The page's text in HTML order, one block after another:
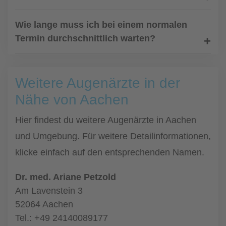
Wie lange muss ich bei einem normalen
Termin durchschnittlich warten?
Weitere Augenärzte in der
Nähe von Aachen
Hier findest du weitere Augenärzte in Aachen
und Umgebung. Für weitere Detailinformationen,
klicke einfach auf den entsprechenden Namen.
Dr. med. Ariane Petzold
Am Lavenstein 3
52064 Aachen
Tel.: +49 24140089177